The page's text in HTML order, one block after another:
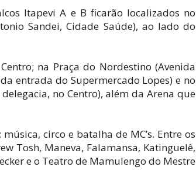
Itapevi A e B ficarão localizados no
Sandei, Cidade Saúde), ao lado do
na Praça do Nordestino (Avenida
entrada do Supermercado Lopes) e no
no Centro), além da Arena que
circo e batalha de MC’s. Entre os
Tosh, Maneva, Falamansa, Katinguelê,
e o Teatro de Mamulengo do Mestre